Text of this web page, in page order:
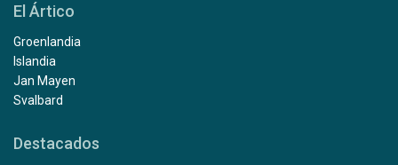
El Ártico
Groenlandia
Islandia
Jan Mayen
Svalbard
Destacados